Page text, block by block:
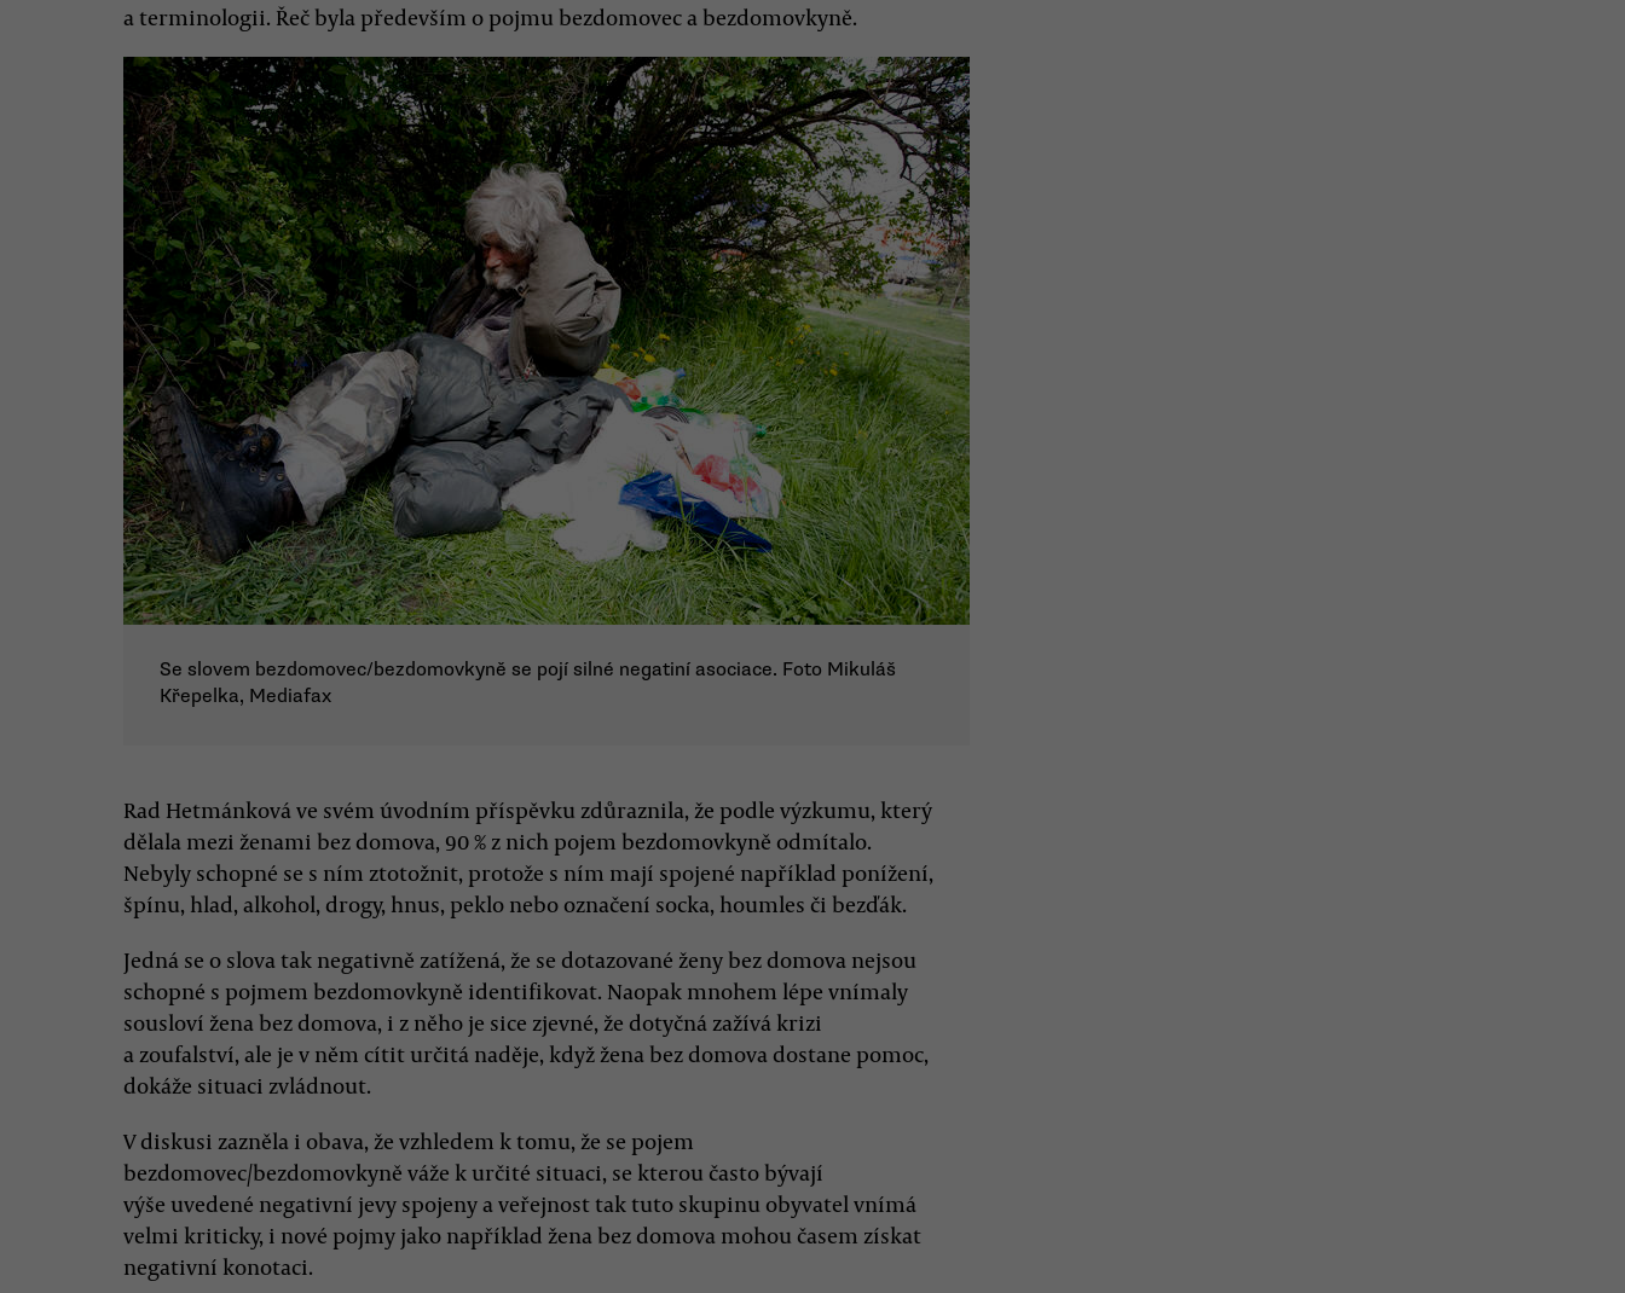
a terminologii. Řeč byla především o pojmu bezdomovec a bezdomovkyně.
Se slovem bezdomovec/bezdomovkyně se pojí silné negatiní asociace. Foto Mikuláš
Křepelka, Mediafax
Rad Hetmánková ve svém úvodním příspěvku zdůraznila, že podle výzkumu, který
dělala mezi ženami bez domova, 90 % z nich pojem bezdomovkyně odmítalo.
Nebyly schopné se s ním ztotožnit, protože s ním mají spojené například ponížení,
špínu, hlad, alkohol, drogy, hnus, peklo nebo označení socka, houmles či bezďák.
Jedná se o slova tak negativně zatížená, že se dotazované ženy bez domova nejsou
schopné s pojmem bezdomovkyně identifikovat. Naopak mnohem lépe vnímaly
sousloví žena bez domova, i z něho je sice zjevné, že dotyčná zažívá krizi
a zoufalství, ale je v něm cítit určitá naděje, když žena bez domova dostane pomoc,
dokáže situaci zvládnout.
V diskusi zazněla i obava, že vzhledem k tomu, že se pojem
bezdomovec/bezdomovkyně váže k určité situaci, se kterou často bývají
výše uvedené negativní jevy spojeny a veřejnost tak tuto skupinu obyvatel vnímá
velmi kriticky, i nové pojmy jako například žena bez domova mohou časem získat
negativní konotaci.